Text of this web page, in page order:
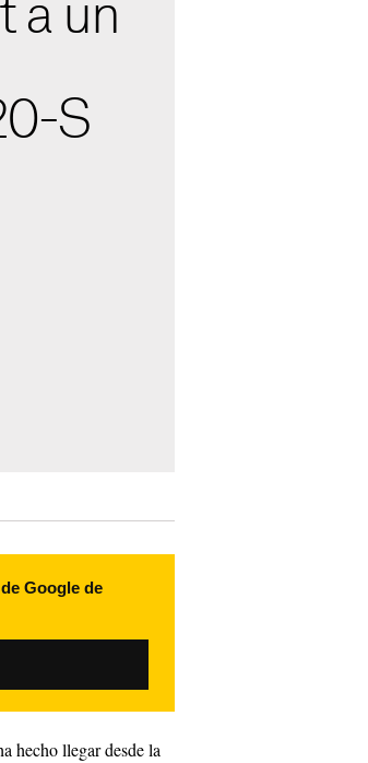
a un
S
Google de
hecho llegar desde la